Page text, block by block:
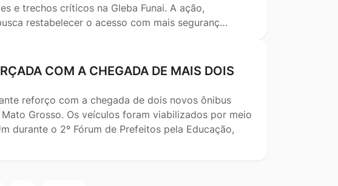
e trechos críticos na Gleba Funai. A ação,
restabelecer o acesso com mais seguranç…
COM A CHEGADA DE MAIS DOIS
reforço com a chegada de dois novos ônibus
Grosso. Os veículos foram viabilizados por meio
durante o 2º Fórum de Prefeitos pela Educação,